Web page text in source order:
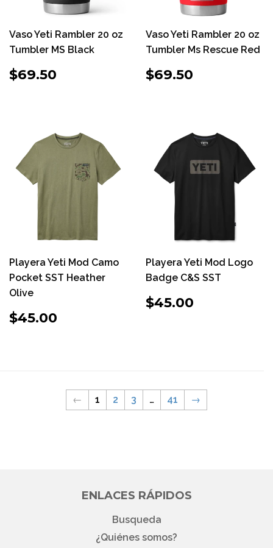
Vaso Yeti Rambler 20 oz
Tumbler MS Black
PRECIO
HABITUAL
$69.50
Vaso Yeti Rambler 20 oz
Tumbler Ms Rescue Red
PRECIO
HABITUAL
$69.50
Playera Yeti Mod Camo
Pocket SST Heather
Olive
PRECIO
HABITUAL
$45.00
Playera Yeti Mod Logo
Badge C&S SST
PRECIO
HABITUAL
$45.00
← 1 2 3 … 41 →
ENLACES RÁPIDOS
Busqueda
¿Quiénes somos?